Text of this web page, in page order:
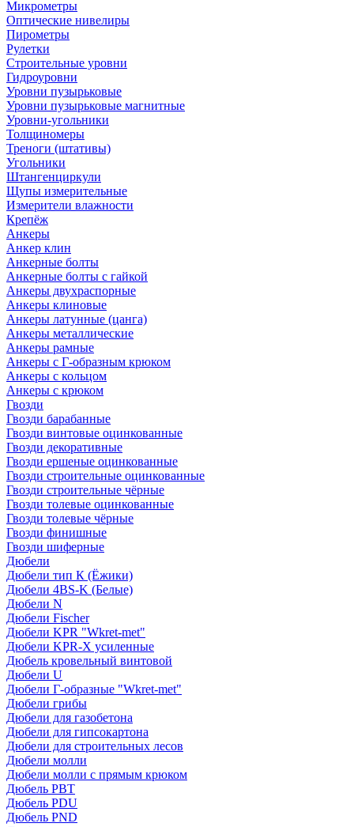
Микрометры
Оптические нивелиры
Пирометры
Рулетки
Строительные уровни
Гидроуровни
Уровни пузырьковые
Уровни пузырьковые магнитные
Уровни-угольники
Толщиномеры
Треноги (штативы)
Угольники
Штангенциркули
Щупы измерительные
Измерители влажности
Крепёж
Анкеры
Анкер клин
Анкерные болты
Анкерные болты с гайкой
Анкеры двухраспорные
Анкеры клиновые
Анкеры латунные (цанга)
Анкеры металлические
Анкеры рамные
Анкеры с Г-образным крюком
Анкеры с кольцом
Анкеры с крюком
Гвозди
Гвозди барабанные
Гвозди винтовые оцинкованные
Гвозди декоративные
Гвозди ершеные оцинкованные
Гвозди строительные оцинкованные
Гвозди строительные чёрные
Гвозди толевые оцинкованные
Гвозди толевые чёрные
Гвозди финишные
Гвозди шиферные
Дюбели
Дюбели тип К (Ёжики)
Дюбели 4BS-K (Белые)
Дюбели N
Дюбели Fischer
Дюбели KPR "Wkret-met"
Дюбели KPR-Х усиленные
Дюбель кровельный винтовой
Дюбели U
Дюбели Г-образные "Wkret-met"
Дюбели грибы
Дюбели для газобетона
Дюбели для гипсокартона
Дюбели для строительных лесов
Дюбели молли
Дюбели молли с прямым крюком
Дюбель PBT
Дюбель PDU
Дюбель PND